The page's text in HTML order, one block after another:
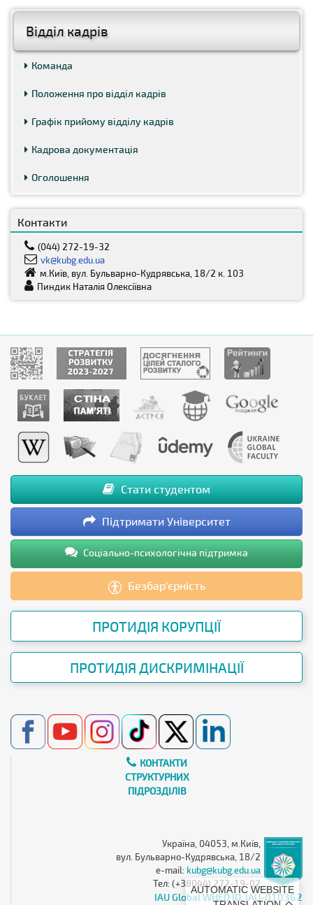
AUTOMATIC WEBSITE
Відділ кадрів
Команда
Положення про відділ кадрів
Графік прийому відділу кадрів
Кадрова документація
Оголошення
Контакти
(044) 272-19-32
vk@kubg.edu.ua
м.Київ, вул. Бульварно-Кудрявська, 18/2 к. 103
Пиндик Наталія Олексіївна
Стати студентом
Підтримати Університет
Соціально-психологічна підтримка
Безбар’єрність
ПРОТИДІЯ КОРУПЦІЇ
ПРОТИДІЯ ДИСКРИМІНАЦІЇ
КОНТАКТИ
СТРУКТУРНИХ
ПІДРОЗДІЛІВ
Україна, 04053, м.Київ,
вул. Бульварно-Кудрявська, 18/2
e-mail: kubg@kubg.edu.ua
Тел: (+38044) 272-19-02
IAU Global WHED ID: IAU-010362